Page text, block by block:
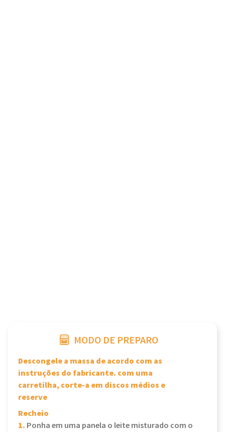
MODO DE PREPARO
Descongele a massa de acordo com as
instruções do fabricante. com uma
carretilha, corte-a em discos médios e
reserve
Recheio
1. Ponha em uma panela o leite misturado com o